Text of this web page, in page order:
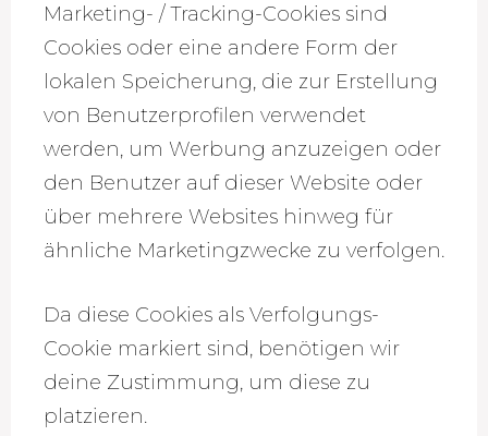
Marketing- / Tracking-Cookies sind
Cookies oder eine andere Form der
lokalen Speicherung, die zur Erstellung
von Benutzerprofilen verwendet
werden, um Werbung anzuzeigen oder
den Benutzer auf dieser Website oder
über mehrere Websites hinweg für
ähnliche Marketingzwecke zu verfolgen.
Da diese Cookies als Verfolgungs-
Cookie markiert sind, benötigen wir
deine Zustimmung, um diese zu
platzieren.